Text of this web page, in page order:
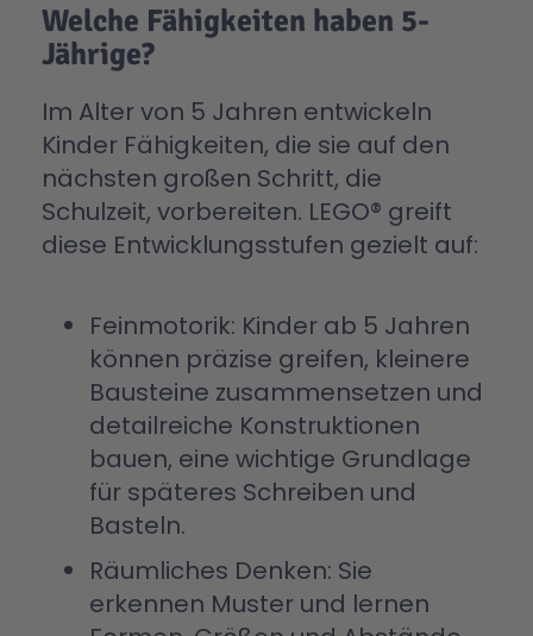
Welche Fähigkeiten haben 5-
Jährige?
Im Alter von 5 Jahren entwickeln
Kinder Fähigkeiten, die sie auf den
nächsten großen Schritt, die
Schulzeit, vorbereiten. LEGO® greift
diese Entwicklungsstufen gezielt auf:
Feinmotorik: Kinder ab 5 Jahren
können präzise greifen, kleinere
Bausteine zusammensetzen und
detailreiche Konstruktionen
bauen, eine wichtige Grundlage
für späteres Schreiben und
Basteln.
Räumliches Denken: Sie
erkennen Muster und lernen